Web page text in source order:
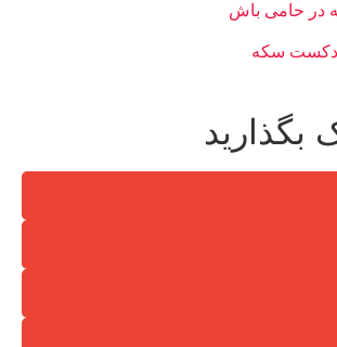
در حامی باش
سکه
بگذارید